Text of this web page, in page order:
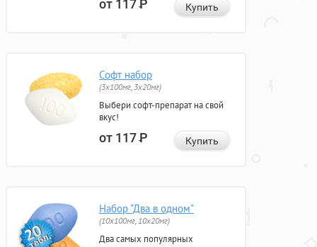
от 117Р Купить
Софт набор
(3x100мг, 3x20мг)
Выбери софт-препарат на свой
вкус!
от 117Р Купить
Набор "Два в одном"
(10x100мг, 10x20мг)
Два самых популярных